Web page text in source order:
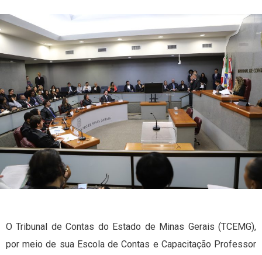
O Tribunal de Contas do Estado de Minas Gerais (TCEMG),
por meio de sua Escola de Contas e Capacitação Professor